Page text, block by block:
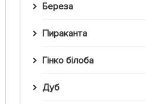
Береза
Пираканта
Гінко білоба
Дуб